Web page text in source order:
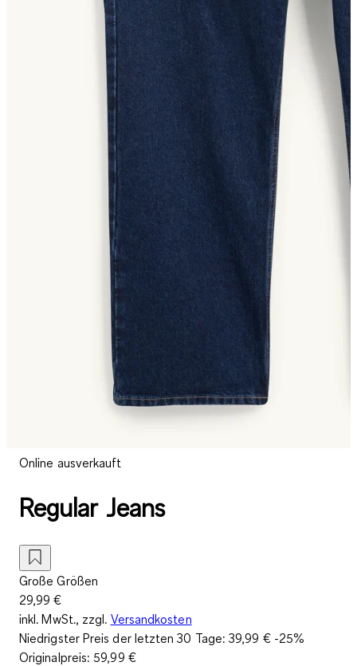
Online ausverkauft
Regular Jeans
Große Größen
29,99 €
inkl. MwSt., zzgl. Versandkosten
Niedrigster Preis der letzten 30 Tage:39,99 €-25%
Originalpreis: 59,99 €